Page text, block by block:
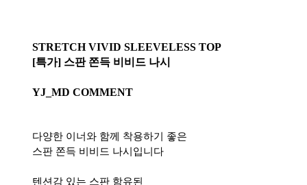
STRETCH VIVID SLEEVELESS TOP
[특가] 스판 쫀득 비비드 나시
YJ_MD COMMENT
다양한 이너와 함께 착용하기 좋은
스판 쫀득 비비드 나시입니다
텐션감 있는 스판 함유된